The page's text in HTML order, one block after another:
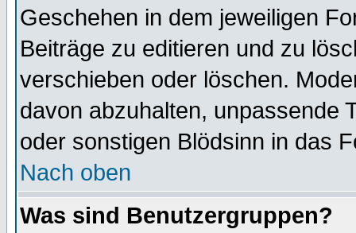
Geschehen in dem jeweiligen
Beiträge zu editieren und zu
verschieben oder löschen.
davon abzuhalten, unpassende
oder sonstigen Blödsinn in das
Nach oben
Was sind Benutzergruppen?